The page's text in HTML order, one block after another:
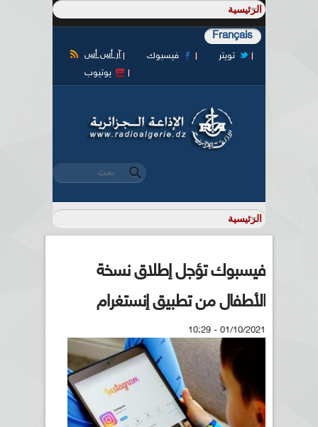
Français
آر أس أس فيسبوك
تويتر
يوتيوب
استمارة البحث
‏بحث ‏
فيسبوك تؤجل إطلاق نسخة
الأطفال من تطبيق إنستغرام
01/10/2021 - 10:29